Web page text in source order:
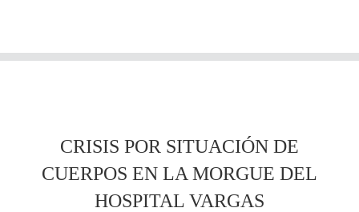
CRISIS POR SITUACIÓN DE
CUERPOS EN LA MORGUE DEL
HOSPITAL VARGAS